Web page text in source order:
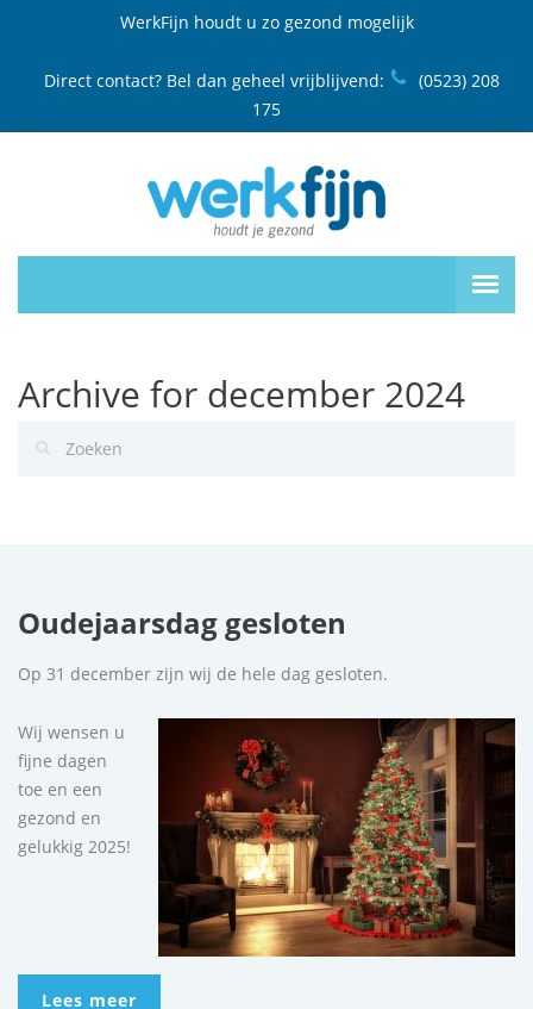
WerkFijn houdt u zo gezond mogelijk
Direct contact? Bel dan geheel vrijblijvend:
(0523) 208
175
Archive for december 2024
Oudejaarsdag gesloten
Op 31 december zijn wij de hele dag gesloten.
Wij wensen u
fijne dagen
toe en een
gezond en
gelukkig 2025!
Lees meer